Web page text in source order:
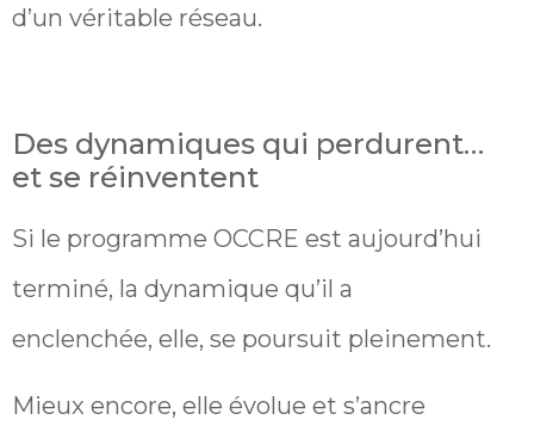
d’un véritable réseau.
Des dynamiques qui perdurent…
et se réinventent
Si le programme OCCRE est aujourd’hui
terminé, la dynamique qu’il a
enclenchée, elle, se poursuit pleinement.
Mieux encore, elle évolue et s’ancre